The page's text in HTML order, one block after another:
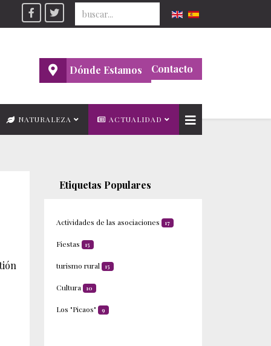
Seleccione su idioma
Dónde Estamos Contacto
NATURALEZA ACTUALIDAD
Etiquetas Populares
Actividades de las asociaciones 17
Fiestas 15
turismo rural 15
Cultura 10
Los "Picaos" 9